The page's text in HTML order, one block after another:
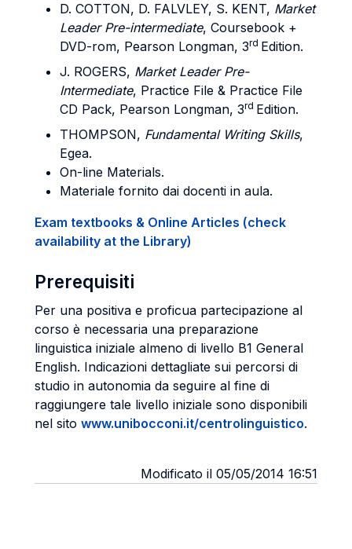
D. COTTON, D. FALVLEY, S. KENT, Market
Leader Pre-intermediate, Coursebook +
DVD-rom, Pearson Longman, 3rd Edition.
J. ROGERS, Market Leader Pre-
Intermediate, Practice File & Practice File
CD Pack, Pearson Longman, 3rd Edition.
THOMPSON, Fundamental Writing Skills,
Egea.
On-line Materials.
Materiale fornito dai docenti in aula.
Exam textbooks & Online Articles (check
availability at the Library)
Prerequisiti
Per una positiva e proficua partecipazione al
corso è necessaria una preparazione
linguistica iniziale almeno di livello B1 General
English. Indicazioni dettagliate sui percorsi di
studio in autonomia da seguire al fine di
raggiungere tale livello iniziale sono disponibili
nel sito www.unibocconi.it/centrolinguistico.
Modificato il 05/05/2014 16:51